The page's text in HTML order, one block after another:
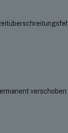
verschoben